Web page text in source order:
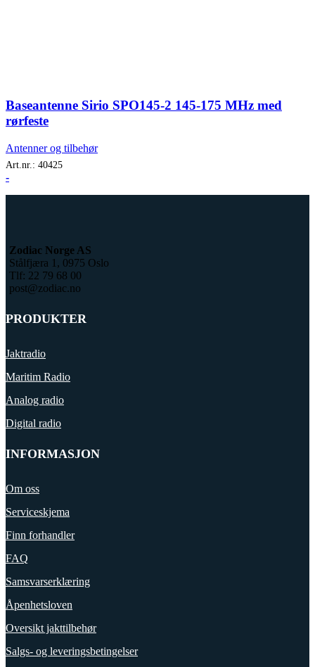
Baseantenne Sirio SPO145-2 145-175 MHz med
rørfeste
Antenner og tilbehør
Art.nr.: 40425
-
Zodiac Norge AS
Stålfjæra 1, 0975 Oslo
Tlf: 22 79 68 00
post@zodiac.no
PRODUKTER
Jaktradio
Maritim Radio
Analog radio
Digital radio
INFORMASJON
Om oss
Serviceskjema
Finn forhandler
FAQ
Samsvarserklæring
Åpenhetsloven
Oversikt jakttilbehør
Salgs- og leveringsbetingelser